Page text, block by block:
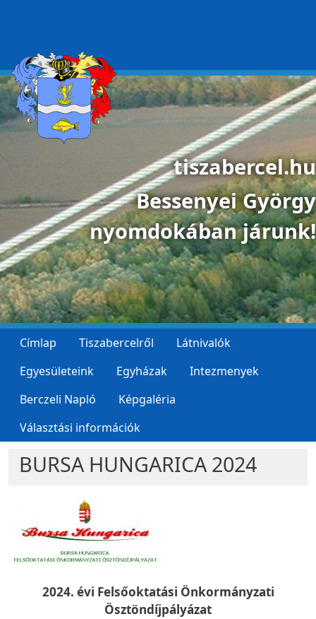
tiszabercel.hu
Bessenyei György
nyomdokában járunk!
Címlap Tiszabercelről
Látnivalók
Egyesületeink
Egyházak
Intezmenyek
Berczeli Napló
Képgaléria
Választási információk
BURSA HUNGARICA 2024
2024. évi Felsőoktatási Önkormányzati
Ösztöndíjpályázat